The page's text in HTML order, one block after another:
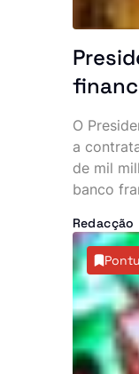
O
a
de mil
banco
abre
de
públicas
em
Redacção